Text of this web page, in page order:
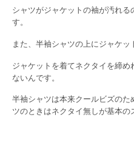
シャツがジャケットの袖が汚れる
す。
また、半袖シャツの上にジャケッ
ジャケットを着てネクタイを締
ないんです。
半袖シャツは本来クールビズのた
ツのときはネクタイ無しが基本の